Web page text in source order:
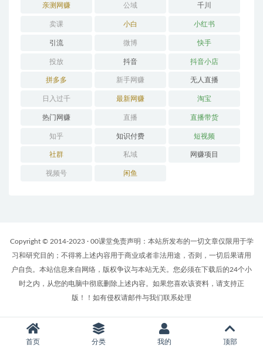
亲测网赚 公域 千川
卖课 小白 小红书
引流 微博 快手
投放 抖音 抖音小店
拼多多 新手网赚 无人直播
日入过千 最新网赚 淘宝
热门网赚 直播 直播带货
知乎 知识付费 短视频
社群 私域 网赚项目
视频号 闲鱼
Copyright © 2014-2023 · 00课堂免责声明：本站所发布的一切文章仅限用于学
习和研究目的；不得将上述内容用于商业或者非法用途，否则，一切后果请用
户自负。本站信息来自网络，版权争议与本站无关。您必须在下载后的24个小
时之内，从您的电脑中彻底删除上述内容。如果您喜欢该资料，请支持正
版！！如有侵权请邮件与我们联系处理
首页 分类 我的 顶部